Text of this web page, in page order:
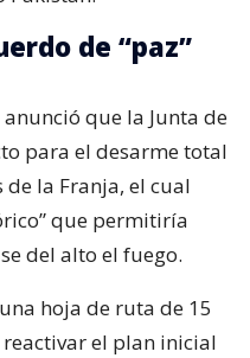
de “paz”
que la Junta de
para el desarme total
la Franja, el cual
que permitiría
del alto el fuego.
hoja de ruta de 15
el plan inicial